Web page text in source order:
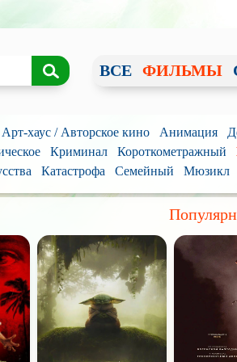
ВСЕ ФИЛЬМЫ
Арт-хаус / Авторское кино Анимация
Криминал Короткометражный
Катастрофа Семейный Мюзикл